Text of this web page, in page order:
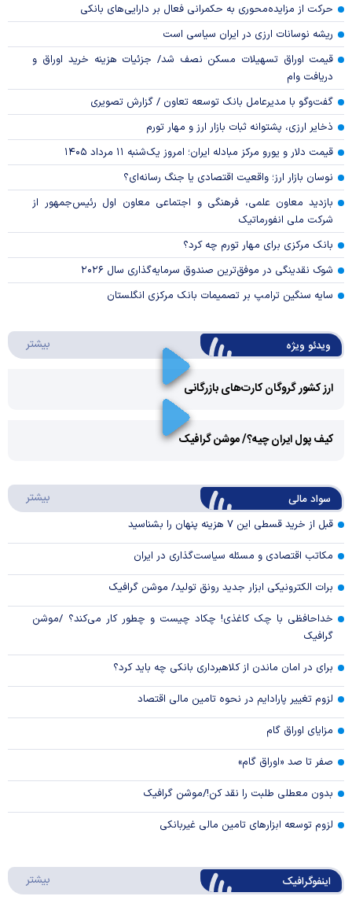
حرکت از مزایده‌محوری به حکمرانی فعال بر دارایی‌های بانکی
ریشه نوسانات ارزی در ایران سیاسی است
قیمت اوراق تسهیلات مسکن نصف شد/ جزئیات هزینه خرید اوراق و
دریافت وام
گفت‌وگو با مدیرعامل بانک توسعه تعاون / گزارش تصویری
ذخایر ارزی، پشتوانه ثبات بازار ارز و مهار تورم
قیمت دلار و یورو مرکز مبادله ایران؛ امروز یک‌شنبه ۱۱ مرداد ۱۴۰۵
نوسان بازار ارز؛ واقعیت اقتصادی یا جنگ رسانه‌ای؟
بازدید معاون علمی، فرهنگی و اجتماعی معاون اول رئیس‌جمهور از
شرکت ملی انفورماتیک
بانک مرکزی برای مهار تورم چه کرد؟
شوک نقدینگی در موفق‌ترین صندوق سرمایه‌گذاری سال ۲۰۲۶
سایه سنگین ترامپ بر تصمیمات بانک مرکزی انگلستان
ویدئو ویژه بیشتر
ارز کشور گروگان کارت‌های بازرگانی
Video
کیف پول ایران چیه؟/ موشن گرافیک
سواد مالی بیشتر
قبل از خرید قسطی این ۷ هزینه پنهان را بشناسید
مکاتب اقتصادی و مسئله سیاست‌گذاری در ایران
برات الکترونیکی ابزار جدید رونق تولید/ موشن گرافیک
خداحافظی با چک کاغذی! چکاد چیست و چطور کار می‌کند؟ /موشن
گرافیک
برای در امان ماندن از کلاهبرداری بانکی چه باید کرد؟
لزوم تغییر پارادایم در نحوه تامین مالی اقتصاد
مزایای اوراق گام
صفر تا صد «اوراق گام»
بدون معطلی طلبت را نقد کن!/موشن گرافیک
لزوم توسعه ابزارهای تامین مالی غیربانکی
اینفوگرافیک بیشتر